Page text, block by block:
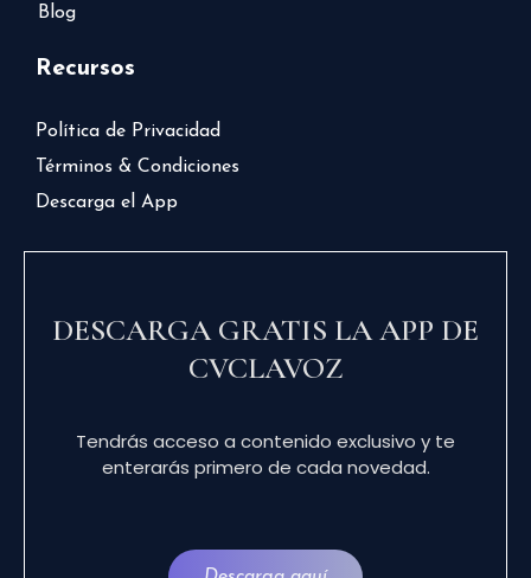
Blog
Recursos
Política de Privacidad
Términos & Condiciones
Descarga el App
DESCARGA GRATIS LA APP DE
CVCLAVOZ
Tendrás acceso a contenido exclusivo y te
enterarás primero de cada novedad.